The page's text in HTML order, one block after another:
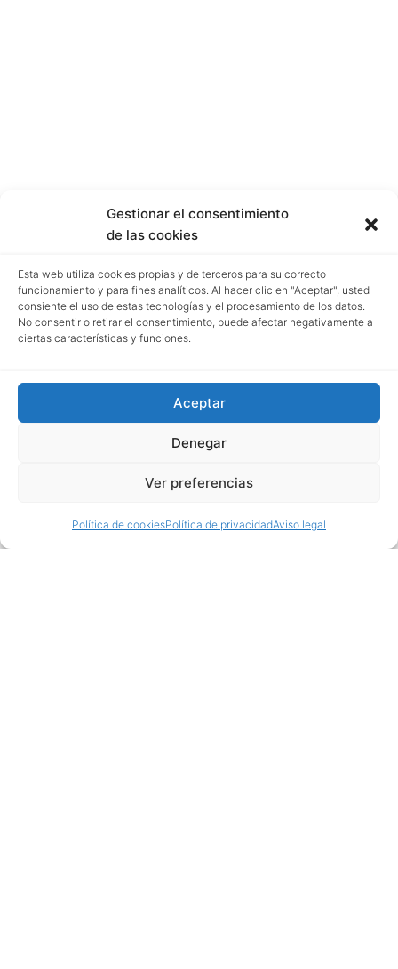
Gestionar el consentimiento
de las cookies
Esta web utiliza cookies propias y de terceros para su correcto
funcionamiento y para fines analíticos. Al hacer clic en "Aceptar", usted
consiente el uso de estas tecnologías y el procesamiento de los datos.
No consentir o retirar el consentimiento, puede afectar negativamente a
ciertas características y funciones.
Aceptar
Denegar
Ver preferencias
Política de cookiesPolítica de privacidadAviso legal